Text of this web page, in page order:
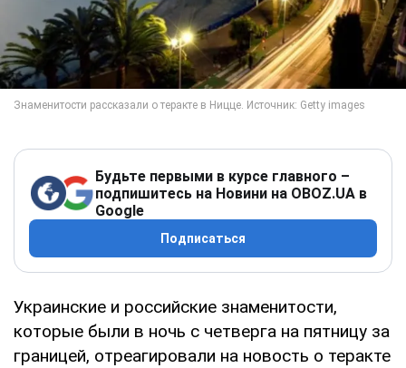
Будьте первыми в курсе главного –
подпишитесь на Новини на OBOZ.UA в
Google
Подписаться
Украинские и российские знаменитости,
которые были в ночь с четверга на пятницу за
границей, отреагировали на новость о теракте